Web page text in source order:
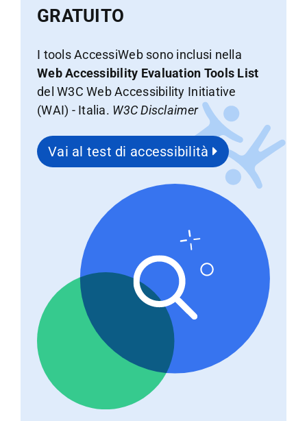
GRATUITO
I tools AccessiWeb sono inclusi nella
Web Accessibility Evaluation Tools List
del W3C Web Accessibility Initiative
(WAI) - Italia. W3C Disclaimer
Vai al test di accessibilità